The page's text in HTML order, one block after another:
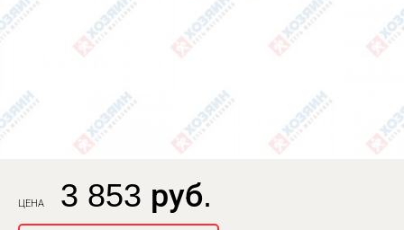
ЦЕНА 3 853 руб.